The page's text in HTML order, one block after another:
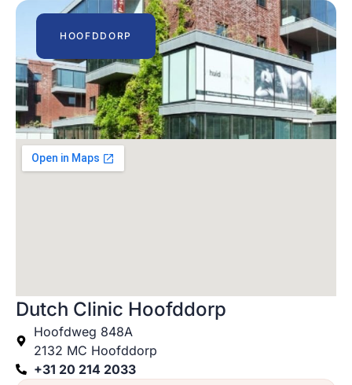
HOOFDDORP
Dutch Clinic Hoofddorp
Hoofdweg 848A
2132 MC Hoofddorp
+31 20 214 2033